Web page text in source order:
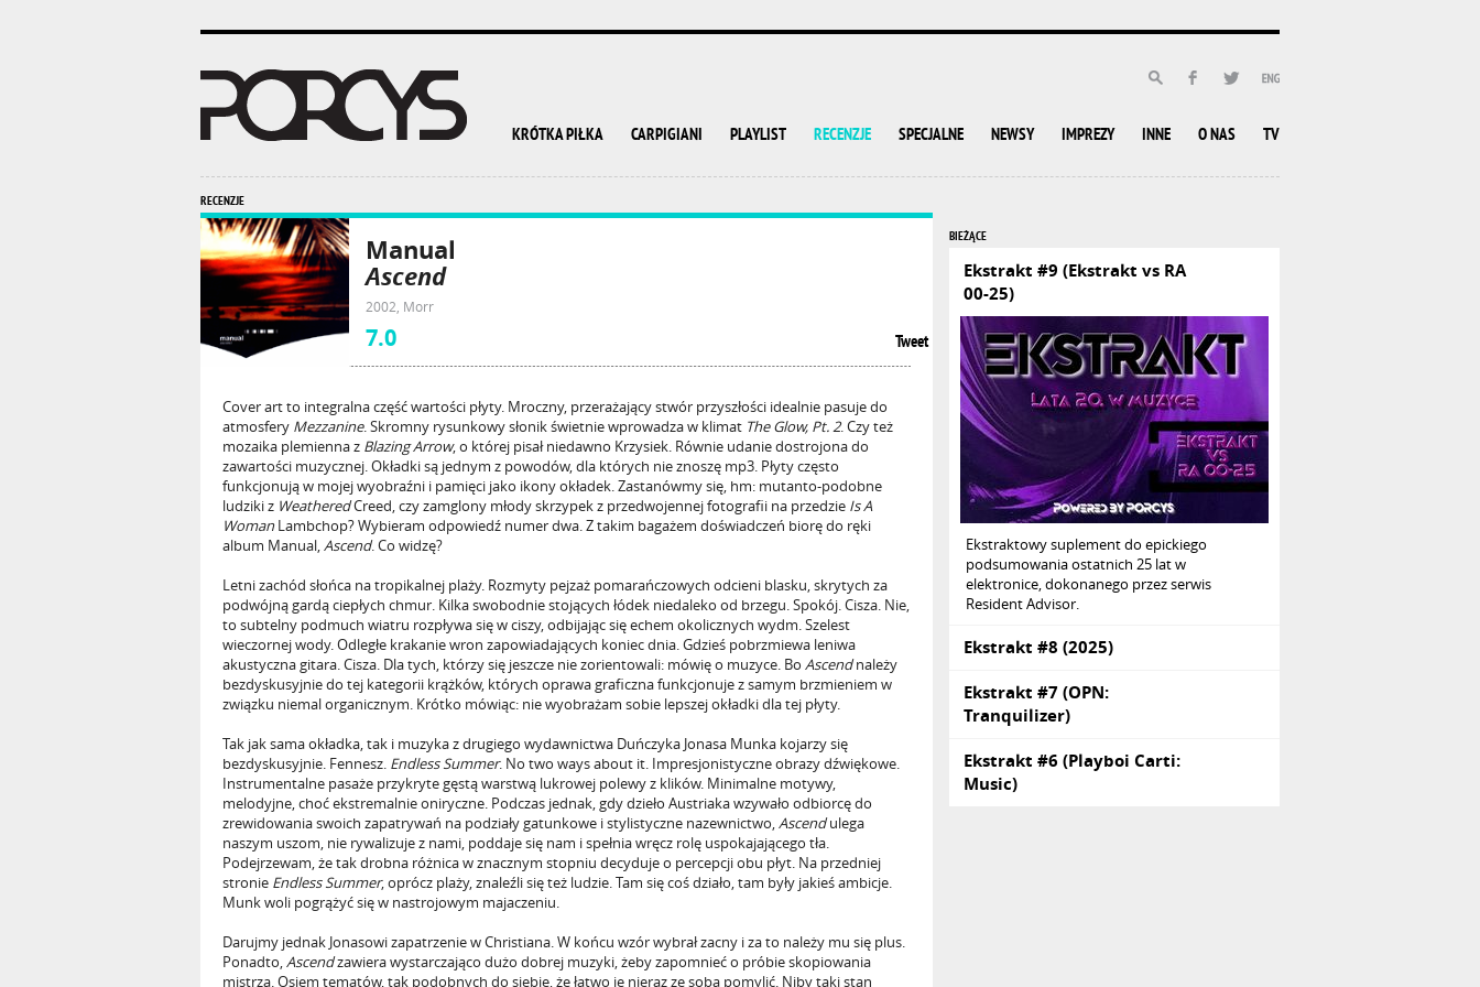
KRÓTKA PIŁKA CARPIGIANI PLAYLIST RECENZJE SPECJALNE NEWSY IMPREZY INNE O NAS TV
RECENZJE
Manual
Ascend
2002, Morr
7.0 Tweet
Cover art to integralna część wartości płyty. Mroczny, przerażający stwór przyszłości idealnie pasuje do
atmosfery Mezzanine. Skromny rysunkowy słonik świetnie wprowadza w klimat The Glow, Pt. 2. Czy też
mozaika plemienna z Blazing Arrow, o której pisał niedawno Krzysiek. Równie udanie dostrojona do
zawartości muzycznej. Okładki są jednym z powodów, dla których nie znoszę mp3. Płyty często
funkcjonują w mojej wyobraźni i pamięci jako ikony okładek. Zastanówmy się, hm: mutanto-podobne
ludziki z WeatheredCreed, czy zamglony młody skrzypek z przedwojennej fotografii na przedzie Is A
WomanLambchop? Wybieram odpowiedź numer dwa. Z takim bagażem doświadczeń biorę do ręki
album Manual,Ascend. Co widzę?
Letni zachód słońca na tropikalnej plaży. Rozmyty pejzaż pomarańczowych odcieni blasku, skrytych za
podwójną gardą ciepłych chmur. Kilka swobodnie stojących łódek niedaleko od brzegu. Spokój. Cisza. Nie,
to subtelny podmuch wiatru rozpływa się w ciszy, odbijając się echem okolicznych wydm. Szelest
wieczornej wody. Odległe krakanie wron zapowiadających koniec dnia. Gdzieś pobrzmiewa leniwa
akustyczna gitara. Cisza. Dla tych, którzy się jeszcze nie zorientowali: mówię o muzyce. Bo Ascendnależy
bezdyskusyjnie do tej kategorii krążków, których oprawa graficzna funkcjonuje z samym brzmieniem w
związku niemal organicznym. Krótko mówiąc: nie wyobrażam sobie lepszej okładki dla tej płyty.
Tak jak sama okładka, tak i muzyka z drugiego wydawnictwa Duńczyka Jonasa Munka kojarzy się
bezdyskusyjnie. Fennesz. Endless Summer. No two ways about it. Impresjonistyczne obrazy dźwiękowe.
Instrumentalne pasaże przykryte gęstą warstwą lukrowej polewy z klików. Minimalne motywy,
melodyjne, choć ekstremalnie oniryczne. Podczas jednak, gdy dzieło Austriaka wzywało odbiorcę do
zrewidowania swoich zapatrywań na podziały gatunkowe i stylistyczne nazewnictwo,Ascendulega
naszym uszom, nie rywalizuje z nami, poddaje się nam i spełnia wręcz rolę uspokajającego tła.
Podejrzewam, że tak drobna różnica w znacznym stopniu decyduje o percepcji obu płyt. Na przedniej
stronie Endless Summer, oprócz plaży, znaleźli się też ludzie. Tam się coś działo, tam były jakieś ambicje.
Munk woli pogrążyć się w nastrojowym majaczeniu.
Darujmy jednak Jonasowi zapatrzenie w Christiana. W końcu wzór wybrał zacny i za to należy mu się plus.
Ponadto,Ascendzawiera wystarczająco dużo dobrej muzyki, żeby zapomnieć o próbie skopiowania
mistrza. Osiem tematów, tak podobnych do siebie, że łatwo je nieraz ze sobą pomylić. Niby taki stan
BIEŻĄCE
Ekstrakt #9 (Ekstrakt vs RA
00-25)
Ekstraktowy suplement do epickiego
podsumowania ostatnich 25 lat w
elektronice, dokonanego przez serwis
Resident Advisor.
Ekstrakt #8 (2025)
Ekstrakt #7 (OPN:
Tranquilizer)
Ekstrakt #6 (Playboi Carti:
Music)